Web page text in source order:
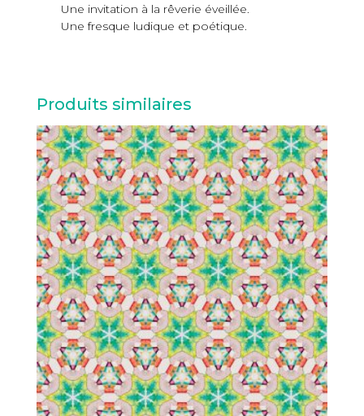
Une invitation à la rêverie éveillée.
Une fresque ludique et poétique.
Produits similaires